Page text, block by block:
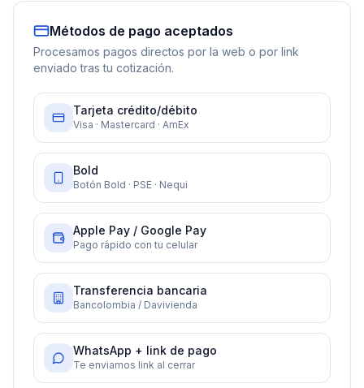
Métodos de pago aceptados
Procesamos pagos directos por la web o por link
enviado tras tu cotización.
Tarjeta crédito/débito
Visa · Mastercard · AmEx
Bold
Botón Bold · PSE · Nequi
Apple Pay / Google Pay
Pago rápido con tu celular
Transferencia bancaria
Bancolombia / Davivienda
WhatsApp + link de pago
Te enviamos link al cerrar